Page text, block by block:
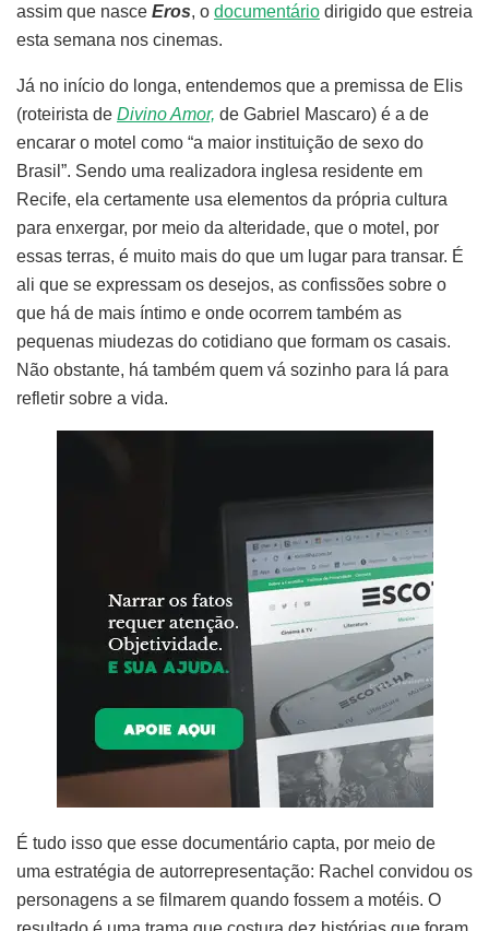
assim que nasce Eros, o documentário dirigido que estreia
esta semana nos cinemas.
Já no início do longa, entendemos que a premissa de Elis
(roteirista de Divino Amor, de Gabriel Mascaro) é a de
encarar o motel como “a maior instituição de sexo do
Brasil”. Sendo uma realizadora inglesa residente em
Recife, ela certamente usa elementos da própria cultura
para enxergar, por meio da alteridade, que o motel, por
essas terras, é muito mais do que um lugar para transar. É
ali que se expressam os desejos, as confissões sobre o
que há de mais íntimo e onde ocorrem também as
pequenas miudezas do cotidiano que formam os casais.
Não obstante, há também quem vá sozinho para lá para
refletir sobre a vida.
É tudo isso que esse documentário capta, por meio de
uma estratégia de autorrepresentação: Rachel convidou os
personagens a se filmarem quando fossem a motéis. O